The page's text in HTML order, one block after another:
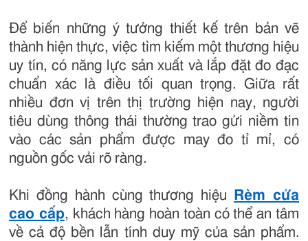
Để biến những ý tưởng thiết kế trên bản vẽ
thành hiện thực, việc tìm kiếm một thương hiệu
uy tín, có năng lực sản xuất và lắp đặt đo đạc
chuẩn xác là điều tối quan trọng. Giữa rất
nhiều đơn vị trên thị trường hiện nay, người
tiêu dùng thông thái thường trao gửi niềm tin
vào các sản phẩm được may đo tỉ mỉ, có
nguồn gốc vải rõ ràng.
Khi đồng hành cùng thương hiệu
Rèm cửa
cao cấp, khách hàng hoàn toàn có thể an tâm
về cả độ bền lẫn tính duy mỹ của sản phẩm.